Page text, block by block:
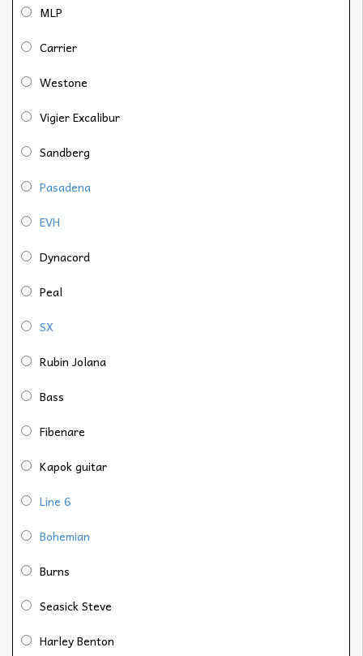
MLP
Carrier
Westone
Vigier Excalibur
Sandberg
Pasadena
EVH
Dynacord
Peal
SX
Rubin Jolana
Bass
Fibenare
Kapok guitar
Line 6
Bohemian
Burns
Seasick Steve
Harley Benton